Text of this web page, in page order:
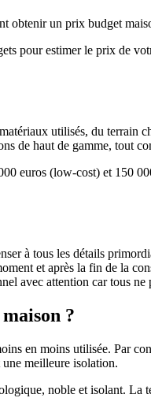
un prix budget
pour estimer le prix de
utilisés, du
de haut de gamme, tout
euros (low-cost) et 150
à tous les détails
et après la fin de la
attention car tous ne
?
en moins utilisée. Par
meilleure isolation.
noble et isolant. La